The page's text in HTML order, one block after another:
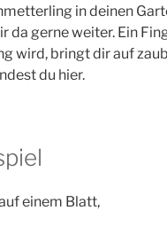
in deinen
da gerne weiter. Ein
wird, bringt dir auf
du hier.
einem Blatt,